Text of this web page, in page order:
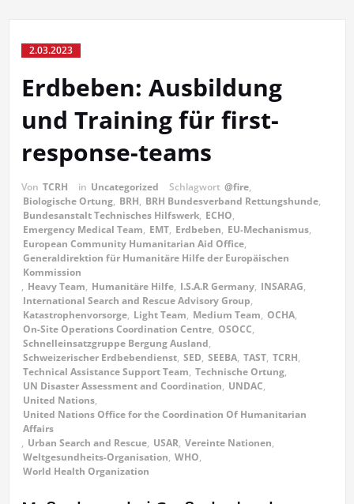
2.03.2023
Erdbeben: Ausbildung
und Training für first-
response-teams
Von TCRH in Uncategorized Schlagwort @fire,
Biologische Ortung, BRH, BRH Bundesverband Rettungshunde,
Bundesanstalt Technisches Hilfswerk, ECHO,
Emergency Medical Team, EMT, Erdbeben, EU-Mechanismus,
European Community Humanitarian Aid Office,
Generaldirektion für Humanitäre Hilfe der Europäischen
Kommission
, Heavy Team, Humanitäre Hilfe, I.S.A.R Germany, INSARAG,
International Search and Rescue Advisory Group,
Katastrophenvorsorge, Light Team, Medium Team, OCHA,
On-Site Operations Coordination Centre, OSOCC,
Schnelleinsatzgruppe Bergung Ausland,
Schweizerischer Erdbebendienst, SED, SEEBA, TAST, TCRH,
Technical Assistance Support Team, Technische Ortung,
UN Disaster Assessment and Coordination, UNDAC,
United Nations,
United Nations Office for the Coordination Of Humanitarian
Affairs
, Urban Search and Rescue, USAR, Vereinte Nationen,
Weltgesundheits-Organisation, WHO,
World Health Organization